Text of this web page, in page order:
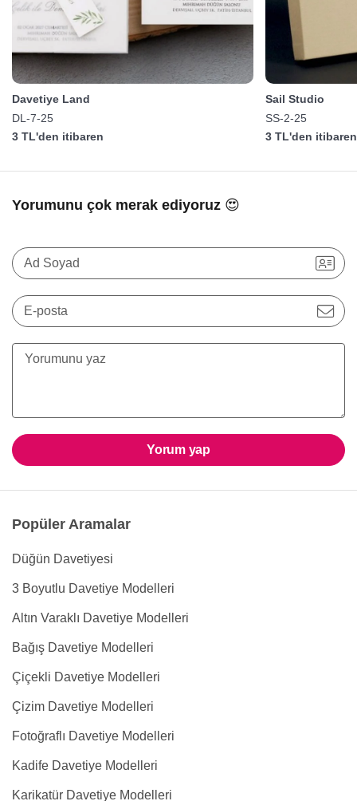
Davetiye Land
DL-7-25
3 TL'den itibaren
Sail Studio
SS-2-25
3 TL'den itibaren
Yorumunu çok merak ediyoruz 😍
Ad Soyad
E-posta
Yorum yap
Popüler Aramalar
Düğün Davetiyesi
3 Boyutlu Davetiye Modelleri
Altın Varaklı Davetiye Modelleri
Bağış Davetiye Modelleri
Çiçekli Davetiye Modelleri
Çizim Davetiye Modelleri
Fotoğraflı Davetiye Modelleri
Kadife Davetiye Modelleri
Karikatür Davetiye Modelleri